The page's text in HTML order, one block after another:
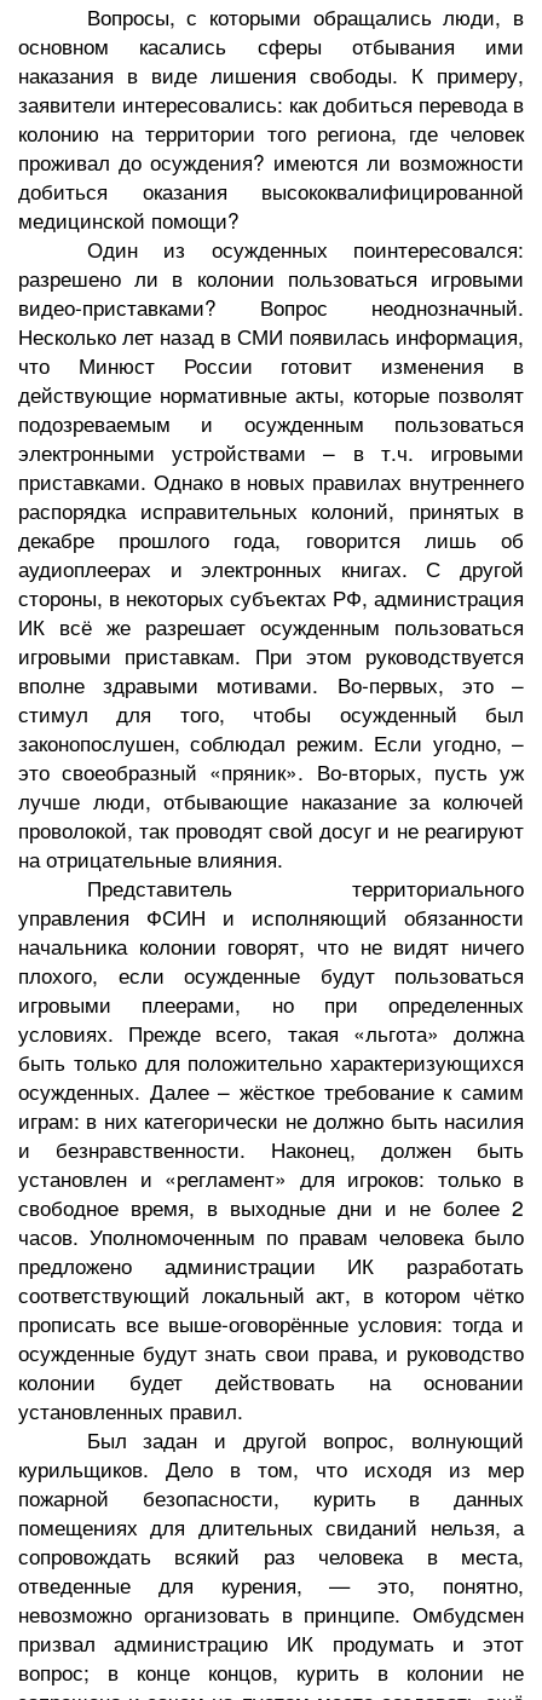
Вопросы, с которыми обращались люди, в
основном касались сферы отбывания ими
наказания в виде лишения свободы. К примеру,
заявители интересовались: как добиться перевода в
колонию на территории того региона, где человек
проживал до осуждения? имеются ли возможности
добиться оказания высококвалифицированной
медицинской помощи?
Один из осужденных поинтересовался:
разрешено ли в колонии пользоваться игровыми
видео-приставками? Вопрос неоднозначный.
Несколько лет назад в СМИ появилась информация,
что Минюст России готовит изменения в
действующие нормативные акты, которые позволят
подозреваемым и осужденным пользоваться
электронными устройствами – в т.ч. игровыми
приставками. Однако в новых правилах внутреннего
распорядка исправительных колоний, принятых в
декабре прошлого года, говорится лишь об
аудиоплеерах и электронных книгах. С другой
стороны, в некоторых субъектах РФ, администрация
ИК всё же разрешает осужденным пользоваться
игровыми приставкам. При этом руководствуется
вполне здравыми мотивами. Во-первых, это –
стимул для того, чтобы осужденный был
законопослушен, соблюдал режим. Если угодно, –
это своеобразный «пряник». Во-вторых, пусть уж
лучше люди, отбывающие наказание за колючей
проволокой, так проводят свой досуг и не реагируют
на отрицательные влияния.
Представитель территориального
управления ФСИН и исполняющий обязанности
начальника колонии говорят, что не видят ничего
плохого, если осужденные будут пользоваться
игровыми плеерами, но при определенных
условиях. Прежде всего, такая «льгота» должна
быть только для положительно характеризующихся
осужденных. Далее – жёсткое требование к самим
играм: в них категорически не должно быть насилия
и безнравственности. Наконец, должен быть
установлен и «регламент» для игроков: только в
свободное время, в выходные дни и не более 2
часов. Уполномоченным по правам человека было
предложено администрации ИК разработать
соответствующий локальный акт, в котором чётко
прописать все выше-оговорённые условия: тогда и
осужденные будут знать свои права, и руководство
колонии будет действовать на основании
установленных правил.
Был задан и другой вопрос, волнующий
курильщиков. Дело в том, что исходя из мер
пожарной безопасности, курить в данных
помещениях для длительных свиданий нельзя, а
сопровождать всякий раз человека в места,
отведенные для курения, — это, понятно,
невозможно организовать в принципе. Омбудсмен
призвал администрацию ИК продумать и этот
вопрос; в конце концов, курить в колонии не